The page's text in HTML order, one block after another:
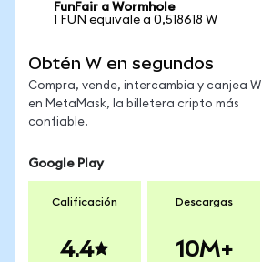
FunFair a Wormhole
1 FUN equivale a 0,518618 W
Obtén W en segundos
Compra, vende, intercambia y canjea W
en MetaMask, la billetera cripto más
confiable.
Google Play
Calificación
4.4
Descargas
10M+